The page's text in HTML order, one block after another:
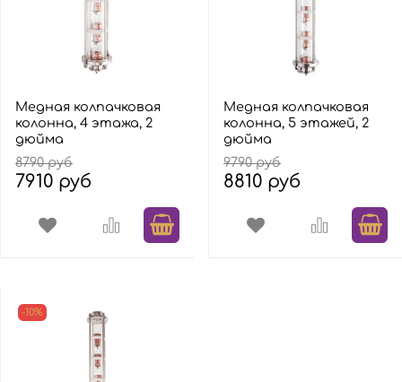
Медная колпачковая
колонна, 4 этажа, 2
дюйма
8790 руб
7910 руб
Медная колпачковая
колонна, 5 этажей, 2
дюйма
9790 руб
8810 руб
-10%